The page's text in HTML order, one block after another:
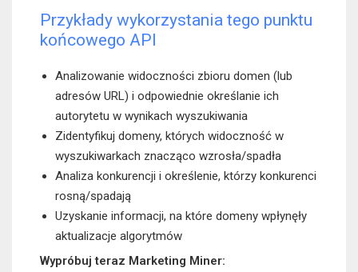
Przykłady wykorzystania tego punktu
końcowego API
Analizowanie widoczności zbioru domen (lub
adresów URL) i odpowiednie określanie ich
autorytetu w wynikach wyszukiwania
Zidentyfikuj domeny, których widoczność w
wyszukiwarkach znacząco wzrosła/spadła
Analiza konkurencji i określenie, którzy konkurenci
rosną/spadają
Uzyskanie informacji, na które domeny wpłynęły
aktualizacje algorytmów
Wypróbuj teraz Marketing Miner: